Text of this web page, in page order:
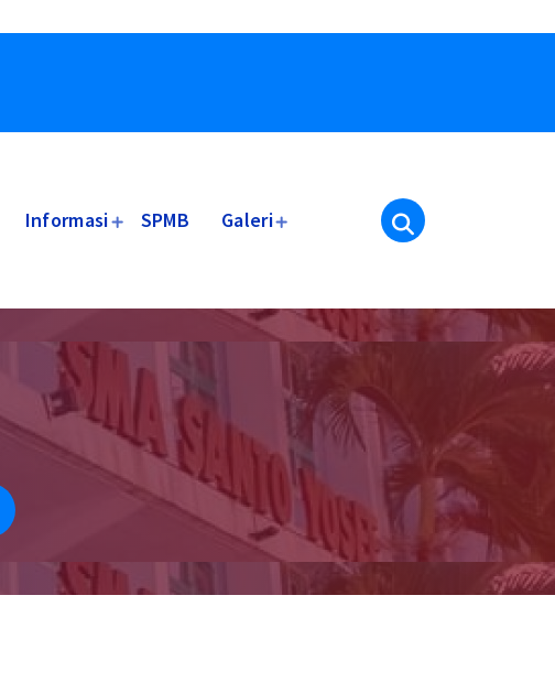
Informasi SPMB Galeri